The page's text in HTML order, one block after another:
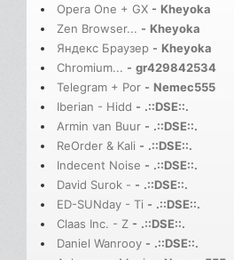
Opera One + GX - Kheyoka
Zen Browser... - Kheyoka
Яндекс Браузер - Kheyoka
Chromium... - gr429842534
Telegram + Por - Nemec555
Iberian - Hidd - .::DSE::.
Armin van Buur - .::DSE::.
ReOrder & Kali - .::DSE::.
Indecent Noise - .::DSE::.
David Surok - - .::DSE::.
ED-SUNday - Ti - .::DSE::.
Claas Inc. - Z - .::DSE::.
Daniel Wanrooy - .::DSE::.